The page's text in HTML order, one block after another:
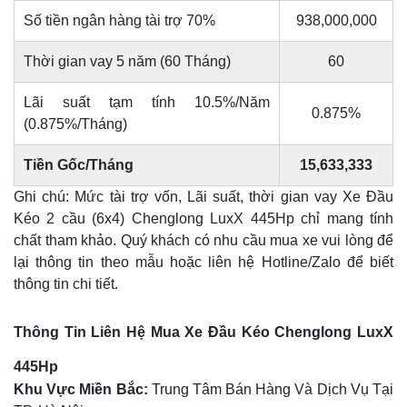
Số tiền ngân hàng tài trợ 70% 938,000,000
Thời gian vay 5 năm (60 Tháng) 60
Lãi suất tạm tính 10.5%/Năm
(0.875%/Tháng)
0.875%
Tiền Gốc/Tháng 15,633,333
Ghi chú: Mức tài trợ vốn, Lãi suất, thời gian vay Xe Đầu
Kéo 2 cầu (6x4) Chenglong LuxX 445Hp chỉ mang tính
chất tham khảo. Quý khách có nhu cầu mua xe vui lòng để
lại thông tin theo mẫu hoặc liên hệ Hotline/Zalo để biết
thông tin chi tiết.
Thông Tin Liên Hệ Mua Xe Đầu Kéo Chenglong LuxX
445Hp
Khu Vực Miền Bắc: Trung Tâm Bán Hàng Và Dịch Vụ Tại